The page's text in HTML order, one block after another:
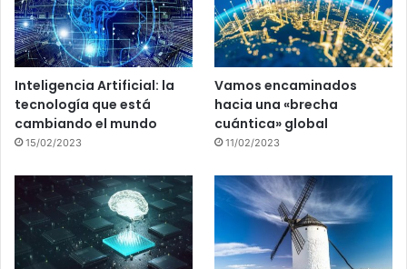
Inteligencia Artificial: la
tecnología que está
cambiando el mundo
15/02/2023
Vamos encaminados
hacia una «brecha
cuántica» global
11/02/2023